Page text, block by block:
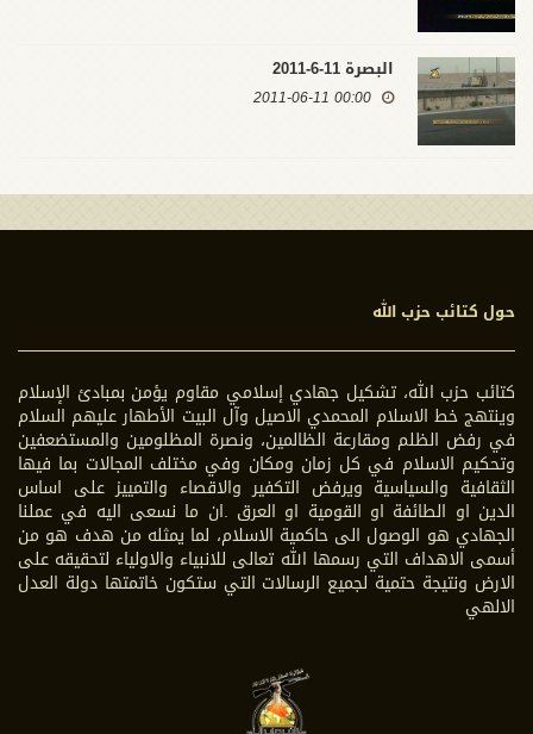
البصرة 11-6-2011
00:00 2011-06-11
حول كتائب حزب الله
كتائب حزب الله، تشكيل جهادي إسلامي مقاوم يؤمن بمبادئ الإسلام
وينتهج خط الاسلام المحمدي الاصيل وآل البيت الأطهار عليهم السلام
في رفض الظلم ومقارعة الظالمين، ونصرة المظلومين والمستضعفين
وتحكيم الاسلام في كل زمان ومكان وفي مختلف المجالات بما فيها
الثقافية والسياسية ويرفض التكفير والاقصاء والتمييز على اساس
الدين او الطائفة او القومية او العرق .ان ما نسعى اليه في عملنا
الجهادي هو الوصول الى حاكمية الاسلام، لما يمثله من هدف هو من
أسمى الاهداف التي رسمها الله تعالى للانبياء والاولياء لتحقيقه على
الارض ونتيجة حتمية لجميع الرسالات التي ستكون خاتمتها دولة العدل
الالهي